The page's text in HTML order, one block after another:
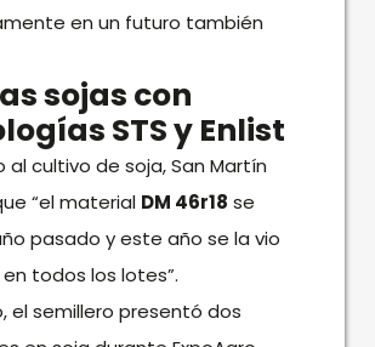
en un futuro también
sojas con
STS y Enlist
al cultivo de soja, San Martín
“el material DM 46r18 se
pasado y este año se la vio
todos los lotes”.
el semillero presentó dos